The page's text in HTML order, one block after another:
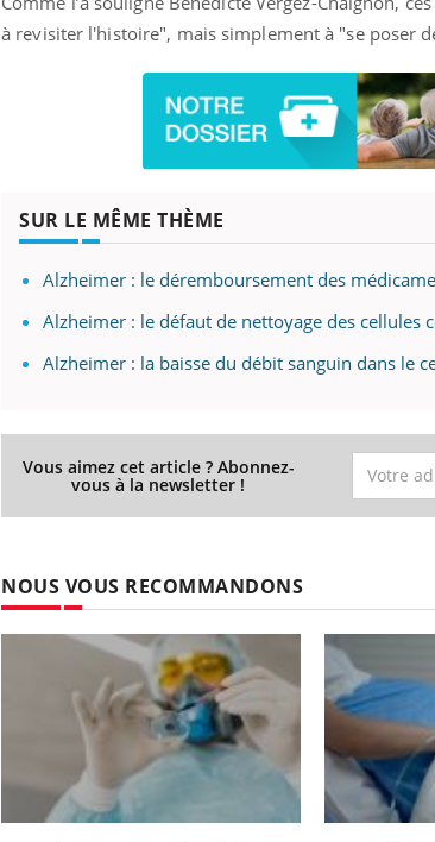
à revisiter l'histoire", mais simplement à "se poser
SUR LE MÊME THÈME
Alzheimer : le déremboursement des
Alzheimer : le défaut de nettoyage des
Alzheimer : la baisse du débit sanguin dans le
Vous aimez cet article ? Abonnez-
vous à la newsletter !
NOUS VOUS RECOMMANDONS